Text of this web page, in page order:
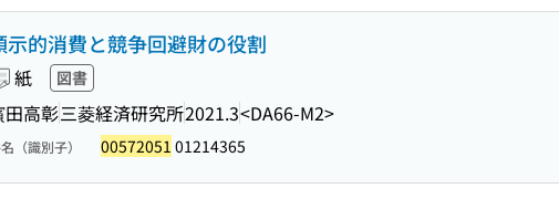
示的消費と競争回避財の役割
紙 図書
田高彰三菱経済研究所2021.3<DA66-M2>
（識別子） 00572051 01214365